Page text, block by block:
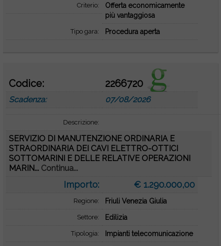
Criterio:
Offerta economicamente
più vantaggiosa
Tipo gara: Procedura aperta
Codice: 2266720
Scadenza: 07/08/2026
Descrizione:
SERVIZIO DI MANUTENZIONE ORDINARIA E
STRAORDINARIA DEI CAVI ELETTRO-OTTICI
SOTTOMARINI E DELLE RELATIVE OPERAZIONI
MARIN... Continua...
Importo: € 1.290.000,00
Regione: Friuli Venezia Giulia
Settore: Edilizia
Tipologia: Impianti telecomunicazione